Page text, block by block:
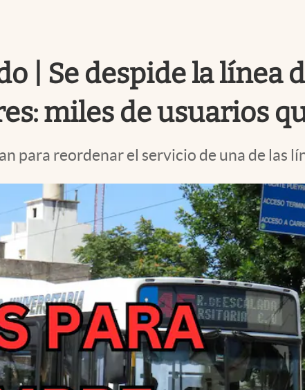
| Se despide la línea
miles de usuarios
para reordenar el servicio de una de las